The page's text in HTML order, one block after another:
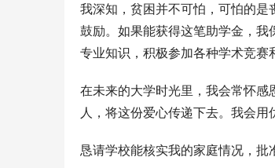
我深知，贫困并不可怕，可怕的
鼓励。如果能获得这笔助学金，
专业知识，积极参加各种学术竞赛
在未来的大学时光里，我会常怀
人，将这份爱心传递下去。我会用
恳请学校能核实我的家庭情况，批